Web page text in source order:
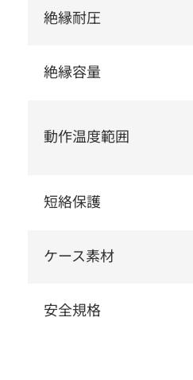
絶縁耐圧
絶縁容量
動作温度範囲
短絡保護
ケース素材
安全規格